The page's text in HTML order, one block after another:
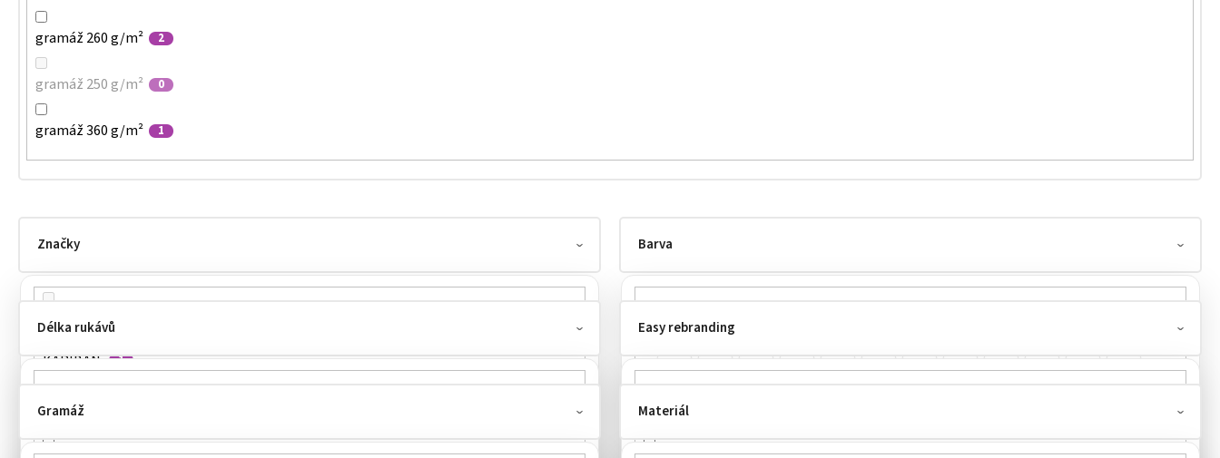
gramáž 260 g/m² 2
gramáž 250 g/m² 0
gramáž 360 g/m² 1
Značky
James & Nicholson
KARIBAN 1
MALFINI
MALFINI® 7
Barva
Délka rukávů
dlouhé
Easy rebranding
bez labelu
Gramáž Materiál